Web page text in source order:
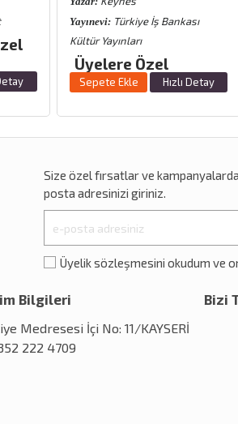
Yayınevi: Türkiye İş Bankası
Kültür Yayınları
Üyelere Özel
Sepete Ekle Hızlı Detay
Size özelfırsatlarve
posta adresinizi giriniz.
Üyelik sözleşmesini okudum ve
Bilgileri
Medresesi İçi No: 11/KAYSERİ
222 4709
Bizi